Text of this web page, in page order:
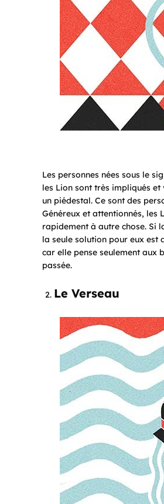
Les personnes nées sous le
les Lion sont très impliqués
un piédestal. Ce sont des
Généreux et attentionnés, les
rapidement à autre chose. Si
la seule solution pour eux est
car elle pense seulement aux
passée.
Le Verseau